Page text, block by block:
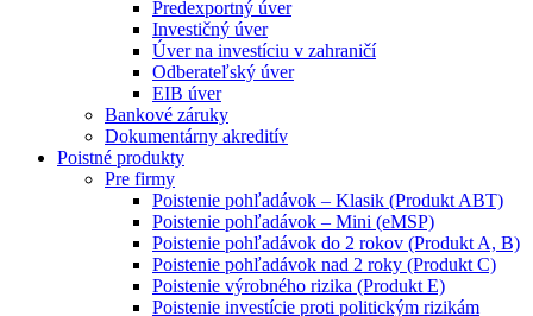
Predexportný úver
Investičný úver
Úver na investíciu v zahraničí
Odberateľský úver
EIB úver
Bankové záruky
Dokumentárny akreditív
Poistné produkty
Pre firmy
Poistenie pohľadávok – Klasik (Produkt ABT)
Poistenie pohľadávok – Mini (eMSP)
Poistenie pohľadávok do 2 rokov (Produkt A, B)
Poistenie pohľadávok nad 2 roky (Produkt C)
Poistenie výrobného rizika (Produkt E)
Poistenie investície proti politickým rizikám